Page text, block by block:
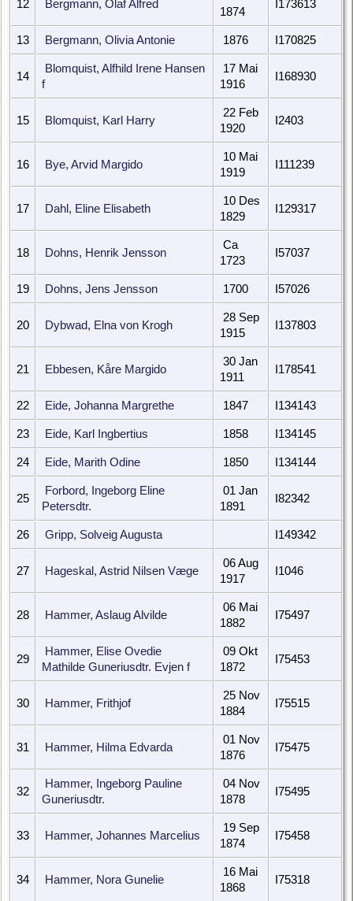
12 Bergmann, Olaf Alfred
1874
I173613
13 Bergmann, Olivia Antonie 1876 I170825
14
Blomquist, Alfhild Irene Hansen
f
17 Mai
1916
I168930
15 Blomquist, Karl Harry
22 Feb
1920
I2403
16 Bye, Arvid Margido
10 Mai
1919
I111239
17 Dahl, Eline Elisabeth
10 Des
1829
I129317
18 Dohns, Henrik Jensson
Ca
1723
I57037
19 Dohns, Jens Jensson 1700 I57026
20 Dybwad, Elna von Krogh
28 Sep
1915
I137803
21 Ebbesen, Kåre Margido
30 Jan
1911
I178541
22 Eide, Johanna Margrethe 1847 I134143
23 Eide, Karl Ingbertius 1858 I134145
24 Eide, Marith Odine 1850 I134144
25
Forbord, Ingeborg Eline
Petersdtr.
01 Jan
1891
I82342
26 Gripp, Solveig Augusta I149342
27 Hageskal, Astrid Nilsen Væge
06 Aug
1917
I1046
28 Hammer, Aslaug Alvilde
06 Mai
1882
I75497
29
Hammer, Elise Ovedie
Mathilde Guneriusdtr. Evjen f
09 Okt
1872
I75453
30 Hammer, Frithjof
25 Nov
1884
I75515
31 Hammer, Hilma Edvarda
01 Nov
1876
I75475
32
Hammer, Ingeborg Pauline
Guneriusdtr.
04 Nov
1878
I75495
33 Hammer, Johannes Marcelius
19 Sep
1874
I75458
34 Hammer, Nora Gunelie
16 Mai
1868
I75318